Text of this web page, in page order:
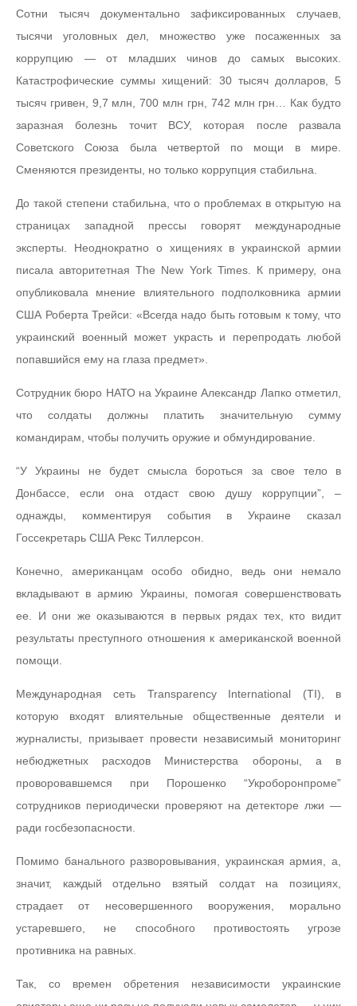
Сотни тысяч документально зафиксированных случаев,
тысячи уголовных дел, множество уже посаженных за
коррупцию — от младших чинов до самых высоких.
Катастрофические суммы хищений: 30 тысяч долларов, 5
тысяч гривен, 9,7 млн, 700 млн грн, 742 млн грн… Как будто
заразная болезнь точит ВСУ, которая после развала
Советского Союза была четвертой по мощи в мире.
Сменяются президенты, но только коррупция стабильна.
До такой степени стабильна, что о проблемах в открытую на
страницах западной прессы говорят международные
эксперты. Неоднократно о хищениях в украинской армии
писала авторитетная The New York Times. К примеру, она
опубликовала мнение влиятельного подполковника армии
США Роберта Трейси: «Всегда надо быть готовым к тому, что
украинский военный может украсть и перепродать любой
попавшийся ему на глаза предмет».
Сотрудник бюро НАТО на Украине Александр Лапко отметил,
что солдаты должны платить значительную сумму
командирам, чтобы получить оружие и обмундирование.
“У Украины не будет смысла бороться за свое тело в
Донбассе, если она отдаст свою душу коррупции”, –
однажды, комментируя события в Украине сказал
Госсекретарь США Рекс Тиллерсон.
Конечно, американцам особо обидно, ведь они немало
вкладывают в армию Украины, помогая совершенствовать
ее. И они же оказываются в первых рядах тех, кто видит
результаты преступного отношения к американской военной
помощи.
Международная сеть Transparency International (TI), в
которую входят влиятельные общественные деятели и
журналисты, призывает провести независимый мониторинг
небюджетных расходов Министерства обороны, а в
проворовавшемся при Порошенко “Укроборонпроме”
сотрудников периодически проверяют на детекторе лжи —
ради госбезопасности.
Помимо банального разворовывания, украинская армия, а,
значит, каждый отдельно взятый солдат на позициях,
страдает от несовершенного вооружения, морально
устаревшего, не способного противостоять угрозе
противника на равных.
Так, со времен обретения независимости украинские